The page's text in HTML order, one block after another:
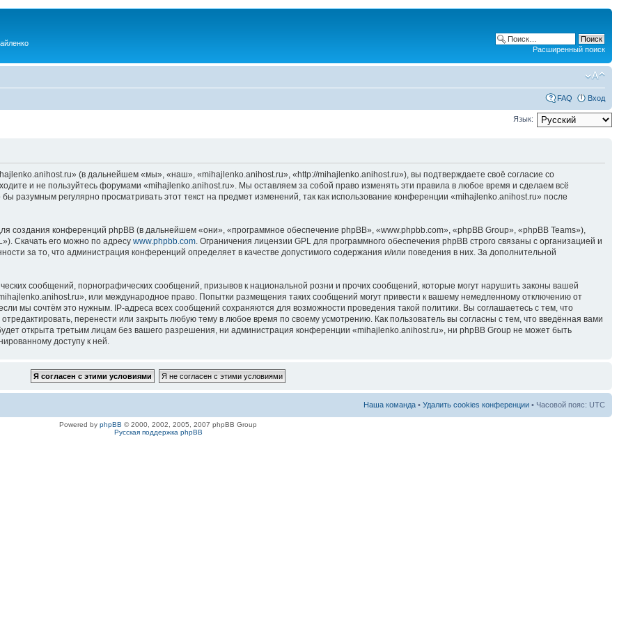
Расширенный поиск
FAQ Вход
Язык:
(в дальнейшем «мы», «наш», «mihajlenko.anihost.ru», «http://mihajlenko.anihost.ru»), вы подтверждаете своё согласие со
и не пользуйтесь форумами «mihajlenko.anihost.ru». Мы оставляем за собой право изменять эти правила в любое время и сделаем всё
разумным регулярно просматривать этот текст на предмет изменений, так как использование конференции «mihajlenko.anihost.ru» после
создания конференций phpBB (в дальнейшем «они», «программное обеспечение phpBB», «www.phpbb.com», «phpBB Group», «phpBB Teams»),
Скачать его можно по адресу www.phpbb.com. Ограничения лицензии GPL для программного обеспечения phpBB строго связаны с организацией и
за то, что администрация конференций определяет в качестве допустимого содержания и/или поведения в них. За дополнительной
сообщений, порнографических сообщений, призывов к национальной розни и прочих сообщений, которые могут нарушить законы вашей
или международное право. Попытки размещения таких сообщений могут привести к вашему немедленному отключению от
мы сочтём это нужным. IP-адреса всех сообщений сохраняются для возможности проведения такой политики. Вы соглашаетесь с тем, что
перенести или закрыть любую тему в любое время по своему усмотрению. Как пользователь вы согласны с тем, что введённая вами
открыта третьим лицам без вашего разрешения, ни администрация конференции «mihajlenko.anihost.ru», ни phpBB Group не может быть
доступу к ней.
Наша команда • Удалить cookies конференции • Часовой пояс: UTC
Powered by phpBB © 2000, 2002, 2005, 2007 phpBB Group
Русская поддержка phpBB